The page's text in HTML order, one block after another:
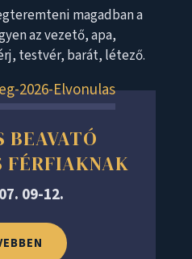
magadban a
az vezető, apa,
testvér, barát, létező.
BEAVATÓ
FÉRFIAKNAK
09-12.